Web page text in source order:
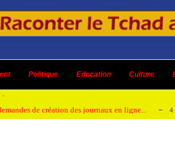
Politique Education Culture
AOÛT 2026
honorer son ancien leader 2 AOÛT 2026
de création des journaux en ligne... 4